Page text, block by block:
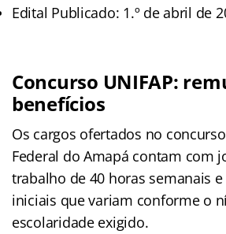
Edital Publicado: 1.º de abril de
Concurso UNIFAP:
benefícios
Os cargos ofertados no
Federal do Amapá contam com
trabalho de 40 horas semanais
iniciais que variam conforme o
escolaridade exigido.